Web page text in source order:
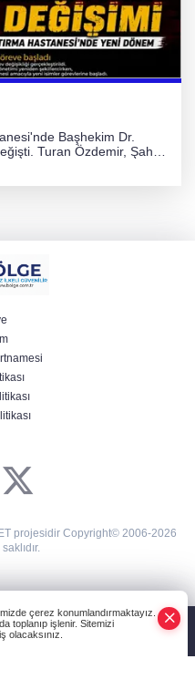
Başhekim Dr.
Turan Özdemir, Şahin
projesidir Copyright© 2006-2026
çerez konumlandırmaktayız.
toplanıp işlenir. Sitemizi
olacaksınız.